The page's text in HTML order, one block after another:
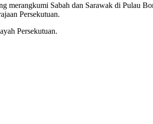
merangkumi Sabah dan Sarawak di Pulau
Persekutuan.
Persekutuan.